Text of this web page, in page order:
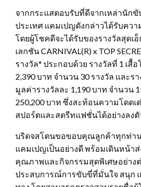
จากกระแสตอบรับที่ดีจากเหล่านัก
ประเทศ แคมเปญดังกล่าวได้รับควา
โดยผู้โชคดีจะได้รับของรางวัลสุดเ
เลกชัน CARNIVAL(R) x TOP
รางวัล* ประกอบด้วย รางวัลที่ 1 เสื้
2,390 บาท จำนวน 30 รางวัล และร
มูลค่ารางวัลละ 1,190 บาท จำนวน
250,200 บาท ซึ่งสะท้อนความโดดเ
สปอร์ตและสตรีทแฟชั่นได้อย่างลงตั
บริดจสโตนขอขอบคุณลูกค้าทุกท่า
แคมเปญเป็นอย่างดี พร้อมเดินหน้
คุณภาพและกิจกรรมสุดพิเศษอย่างต่
ประสบการณ์การขับขี่ที่มั่นใจ สนุก แ